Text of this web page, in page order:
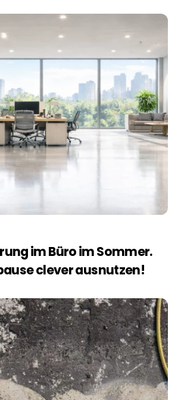
im Büro im Sommer.
clever ausnutzen!